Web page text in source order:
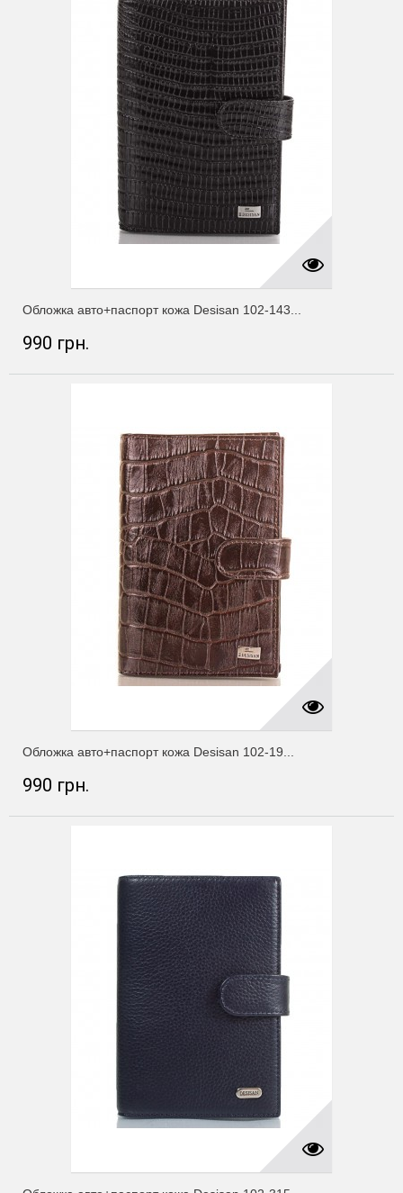
Обложка авто+паспорт кожа Desisan 102-143...
990 грн.
Обложка авто+паспорт кожа Desisan 102-19...
990 грн.